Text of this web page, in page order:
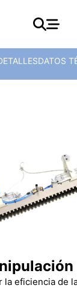
DATOS
la eficiencia de